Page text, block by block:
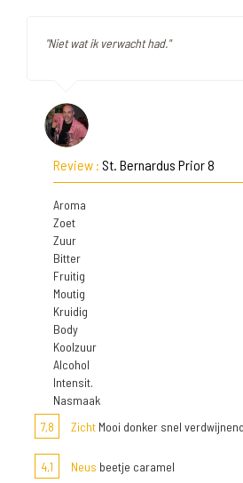
"Niet wat ik verwacht had."
Review : St. Bernardus Prior 8
Aroma
Zoet
Zuur
Bitter
Fruitig
Moutig
Kruidig
Body
Koolzuur
Alcohol
Intensit.
Nasmaak
7,8
Zicht Mooi donker snel
4,1 Neus beetje caramel